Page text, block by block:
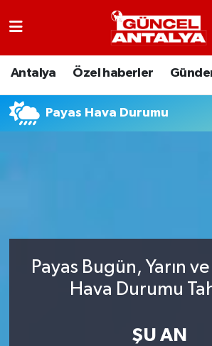
Antalya Özel haberler
Payas Hava Durumu
Payas Bugün, Yarın
Hava Durumu
ŞU AN
Antalya
Ekonomi
Nöbetçi Eczaneler
Son Dakika Haberleri